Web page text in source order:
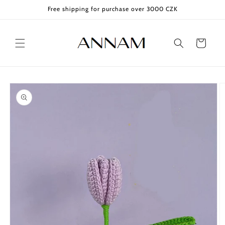
Free shipping for purchase over 3000 CZK
Cart
Skip to
product
information